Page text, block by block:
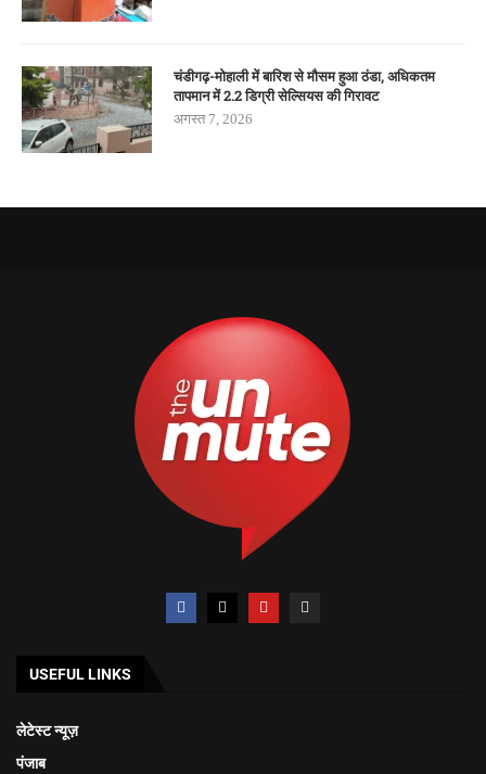
चंडीगढ़-मोहाली में बारिश से मौसम हुआ ठंडा, अधिकतम
तापमान में 2.2 डिग्री सेल्सियस की गिरावट
अगस्त 7, 2026
USEFUL LINKS
लेटेस्ट न्यूज़
पंजाब